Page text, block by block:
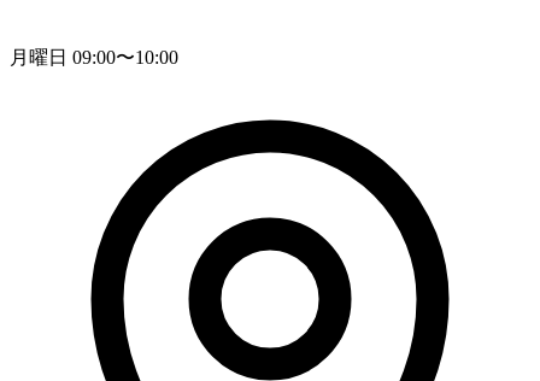
月曜日 09:00〜10:00